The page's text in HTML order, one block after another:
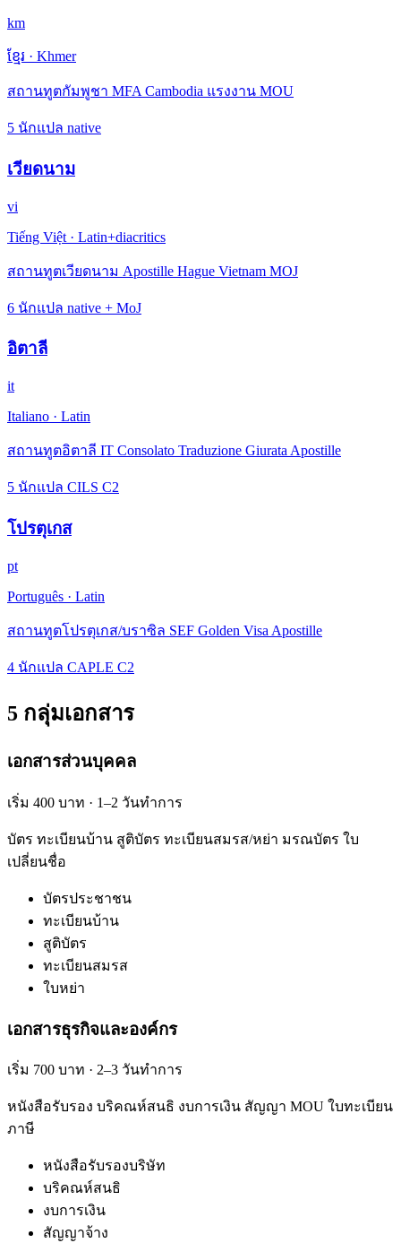
km
ខ្មែរ · Khmer
สถานทูตกัมพูชา MFA Cambodia แรงงาน MOU
5 นักแปล native
เวียดนาม
vi
Tiếng Việt · Latin+diacritics
สถานทูตเวียดนาม Apostille Hague Vietnam MOJ
6 นักแปล native + MoJ
อิตาลี
it
Italiano · Latin
สถานทูตอิตาลี IT Consolato Traduzione Giurata Apostille
5 นักแปล CILS C2
โปรตุเกส
pt
Português · Latin
สถานทูตโปรตุเกส/บราซิล SEF Golden Visa Apostille
4 นักแปล CAPLE C2
5 กลุ่มเอกสาร
เอกสารส่วนบุคคล
เริ่ม 400 บาท · 1–2 วันทำการ
บัตร ทะเบียนบ้าน สูติบัตร ทะเบียนสมรส/หย่า มรณบัตร ใบ
เปลี่ยนชื่อ
บัตรประชาชน
ทะเบียนบ้าน
สูติบัตร
ทะเบียนสมรส
ใบหย่า
เอกสารธุรกิจและองค์กร
เริ่ม 700 บาท · 2–3 วันทำการ
หนังสือรับรอง บริคณห์สนธิ งบการเงิน สัญญา MOU ใบทะเบียน
ภาษี
หนังสือรับรองบริษัท
บริคณห์สนธิ
งบการเงิน
สัญญาจ้าง